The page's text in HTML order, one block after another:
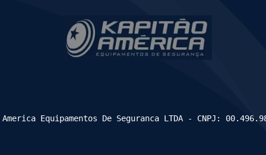
Equipamentos De Seguranca LTDA - CNPJ: